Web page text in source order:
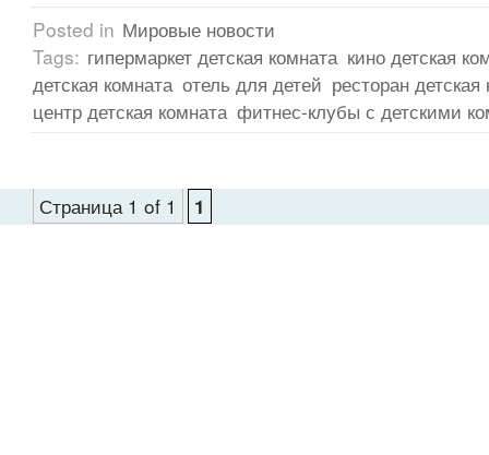
Posted in Мировые новости
Tags: гипермаркет детская комната кино детская
детская комната отель для детей ресторан детская
центр детская комната фитнес-клубы с детскими
Страница 1 of 1 1